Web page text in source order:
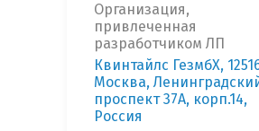
Организация,
привлеченная
разработчиком ЛП
Квинтайлс ГезмбХ,
Москва,
проспект 37А, корп.14,
Россия